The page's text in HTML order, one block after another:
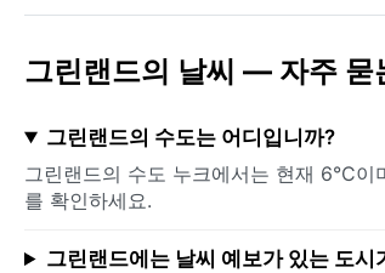
그린랜드의 날씨 — 자주 묻
그린랜드의 수도는 어디입니까?
그린랜드의 수도 누크에서는 현재 6°C
를 확인하세요.
그린랜드에는 날씨 예보가 있는 도시